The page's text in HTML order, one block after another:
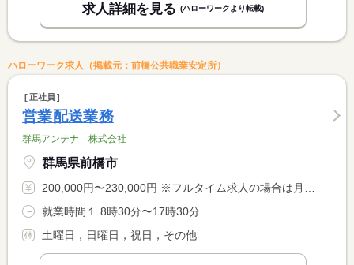
求人詳細を見る (ハローワークより転載)
ハローワーク求人（掲載元：前橋公共職業安定所）
正社員
営業配送業務
群馬アンテナ 株式会社
群馬県前橋市
200,000円〜230,000円 ※フルタイム求人の場合は月額（換算額）、パート求人の場合は時間額を表示しています。
就業時間１ 8時30分〜17時30分
土曜日，日曜日，祝日，その他